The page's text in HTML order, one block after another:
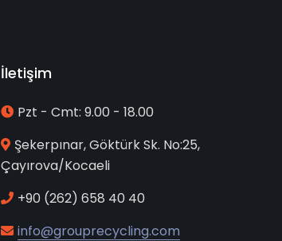
İletişim
Pzt - Cmt: 9.00 - 18.00
Şekerpınar, Göktürk Sk. No:25,
Çayırova/Kocaeli
+90 (262) 658 40 40
info@grouprecycling.com